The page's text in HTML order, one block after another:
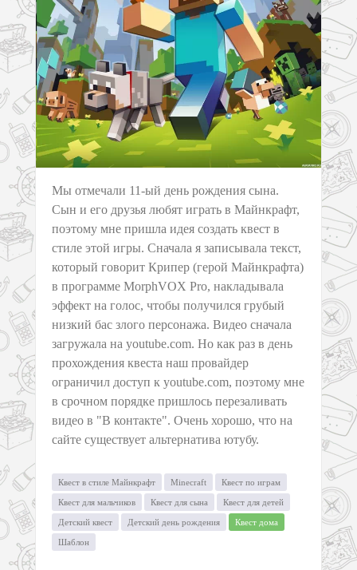
Мы отмечали 11-ый день рождения сына.
Сын и его друзья любят играть в Майнкрафт,
поэтому мне пришла идея создать квест в
стиле этой игры. Сначала я записывала текст,
который говорит Крипер (герой Майнкрафта)
в программе MorphVOX Pro, накладывала
эффект на голос, чтобы получился грубый
низкий бас злого персонажа. Видео сначала
загружала на youtube.com. Но как раз в день
прохождения квеста наш провайдер
ограничил доступ к youtube.com, поэтому мне
в срочном порядке пришлось перезаливать
видео в "В контакте". Очень хорошо, что на
сайте существует альтернатива ютубу.
Квест в стиле Майнкрафт Мinecraft Квест по играм
Квест для мальчиков Квест для сына Квест для детей
Детский квест Детский день рождения Квест дома
Шаблон